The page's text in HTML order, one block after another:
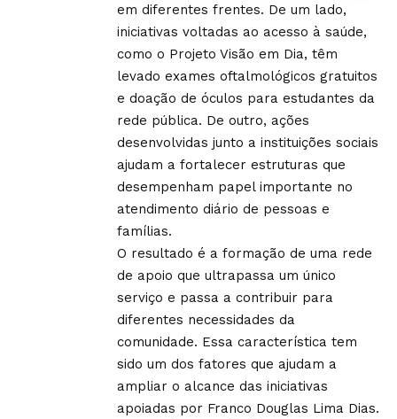
em diferentes frentes. De um lado,
iniciativas voltadas ao acesso à saúde,
como o Projeto Visão em Dia, têm
levado exames oftalmológicos gratuitos
e doação de óculos para estudantes da
rede pública. De outro, ações
desenvolvidas junto a instituições sociais
ajudam a fortalecer estruturas que
desempenham papel importante no
atendimento diário de pessoas e
famílias.
O resultado é a formação de uma rede
de apoio que ultrapassa um único
serviço e passa a contribuir para
diferentes necessidades da
comunidade. Essa característica tem
sido um dos fatores que ajudam a
ampliar o alcance das iniciativas
apoiadas por Franco Douglas Lima Dias.